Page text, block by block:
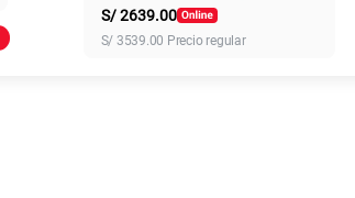
155 GB
S/2639.00
S/ 3539.00 Precio regular